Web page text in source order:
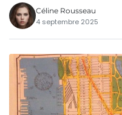
Céline Rousseau
4 septembre 2025